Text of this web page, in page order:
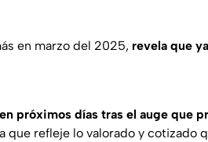
en marzo del 2025, revela que
próximos días tras el auge que
que refleje lo valorado y cotizado